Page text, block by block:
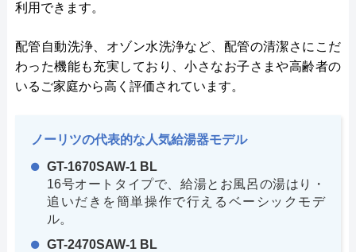
利用できます。
配管自動洗浄、オゾン水洗浄など、配管の清潔さにこだ
わった機能も充実しており、小さなお子さまや高齢者の
いるご家庭から高く評価されています。
ノーリツの代表的な人気給湯器モデル
GT-1670SAW-1 BL
16号オートタイプで、給湯とお風呂の湯はり・
追いだきを簡単操作で行えるベーシックモデ
ル。
GT-2470SAW-1 BL